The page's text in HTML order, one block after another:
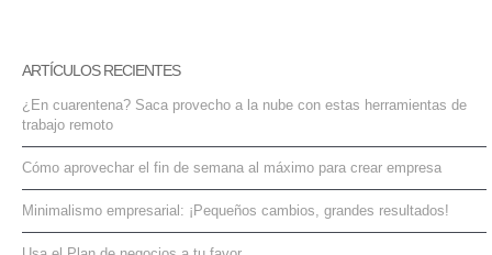
ARTÍCULOS RECIENTES
¿En cuarentena? Saca provecho a la nube con estas herramientas de
trabajo remoto
Cómo aprovechar el fin de semana al máximo para crear empresa
Minimalismo empresarial: ¡Pequeños cambios, grandes resultados!